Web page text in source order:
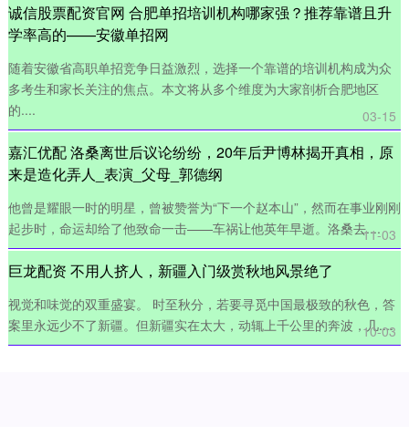
诚信股票配资官网 合肥单招培训机构哪家强？推荐靠谱且升
学率高的——安徽单招网
随着安徽省高职单招竞争日益激烈，选择一个靠谱的培训机构成为众
多考生和家长关注的焦点。本文将从多个维度为大家剖析合肥地区
的....
03-15
嘉汇优配 洛桑离世后议论纷纷，20年后尹博林揭开真相，原
来是造化弄人_表演_父母_郭德纲
他曾是耀眼一时的明星，曾被赞誉为“下一个赵本山”，然而在事业刚刚
起步时，命运却给了他致命一击——车祸让他英年早逝。洛桑去....11-03
巨龙配资 不用人挤人，新疆入门级赏秋地风景绝了
视觉和味觉的双重盛宴。 时至秋分，若要寻觅中国最极致的秋色，答
案里永远少不了新疆。但新疆实在太大，动辄上千公里的奔波，几....
10-03